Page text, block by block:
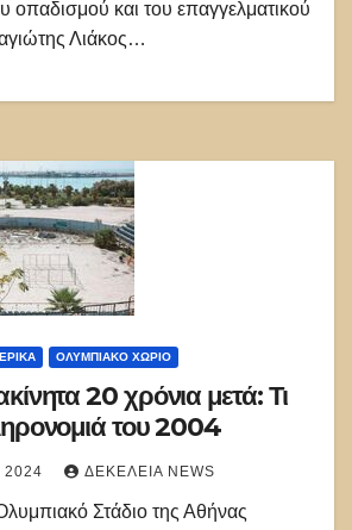
οπαδισμού και του επαγγελματικού
Λιάκος…
ΟΛΥΜΠΙΑΚΟ ΧΩΡΙΟ
20 χρόνια μετά: Τι
του 2004
ΔΕΚΈΛΕΙΑ NEWS
Στάδιο της Αθήνας